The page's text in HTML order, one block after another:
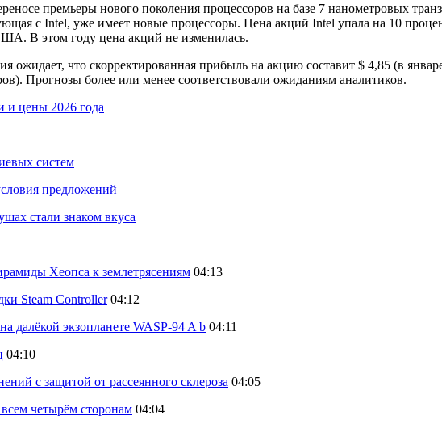
премьеры нового поколения процессоров на базе 7 нанометровых
с Intel, уже имеет новые процессоры. Цена акций Intel упала на 10
В этом году цена акций не изменилась.
ожидает, что скорректированная прибыль на акцию составит $ 4,85 (в
Прогнозы более или менее соответствовали ожиданиям аналитиков.
и цены 2026 года
систем
предложений
стали знаком вкуса
Хеопса к землетрясениям 04:13
Steam Controller 04:12
далёкой экзопланете WASP-94 A b 04:11
04:10
с защитой от рассеянного склероза 04:05
четырём сторонам 04:04